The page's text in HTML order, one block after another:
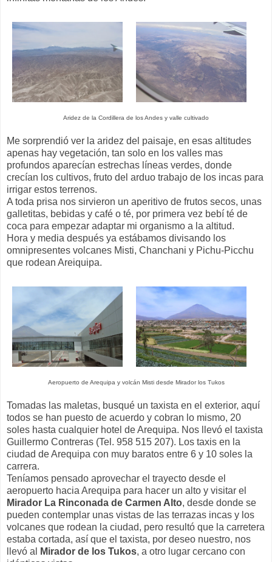
Aridez de la Cordillera de los Andes y valle cultivado
Me sorprendió ver la aridez del paisaje, en esas altitudes
apenas hay vegetación, tan solo en los valles mas
profundos aparecían estrechas líneas verdes, donde
crecían los cultivos, fruto del arduo trabajo de los incas para
irrigar estos terrenos.
A toda prisa nos sirvieron un aperitivo de frutos secos, unas
galletitas, bebidas y café o té, por primera vez bebí té de
coca para empezar adaptar mi organismo a la altitud.
Hora y media después ya estábamos divisando los
omnipresentes volcanes Misti, Chanchani y Pichu-Picchu
que rodean Areiquipa.
Aeropuerto de Arequipa y volcán Misti desde Mirador los Tukos
Tomadas las maletas, busqué un taxista en el exterior, aquí
todos se han puesto de acuerdo y cobran lo mismo, 20
soles hasta cualquier hotel de Arequipa. Nos llevó el taxista
Guillermo Contreras (Tel. 958 515 207). Los taxis en la
ciudad de Arequipa con muy baratos entre 6 y 10 soles la
carrera.
Teníamos pensado aprovechar el trayecto desde el
aeropuerto hacia Arequipa para hacer un alto y visitar el
Mirador La Rinconada de Carmen Alto, desde donde se
pueden contemplar unas vistas de las terrazas incas y los
volcanes que rodean la ciudad, pero resultó que la carretera
estaba cortada, así que el taxista, por deseo nuestro, nos
llevó al
Mirador de los Tukos, a otro lugar cercano con